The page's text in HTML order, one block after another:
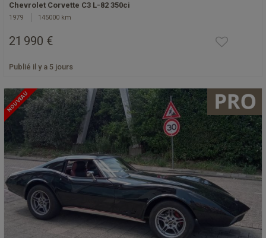
Chevrolet Corvette C3 L-82 350ci
1979 145000 km
21 990 €
Publié il y a 5 jours
NOUVEAU